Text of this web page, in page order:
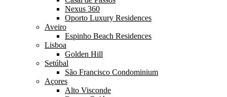
Nexus 360
Oporto Luxury Residences
Aveiro
Espinho Beach Residences
Lisboa
Golden Hill
Setúbal
São Francisco Condominium
Açores
Alto Visconde